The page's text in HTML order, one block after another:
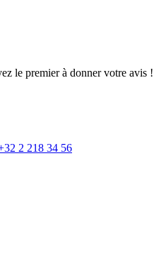
le premier à donner votre avis !
2 218 34 56